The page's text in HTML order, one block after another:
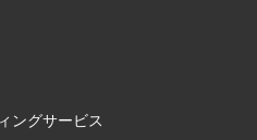
ングサービス